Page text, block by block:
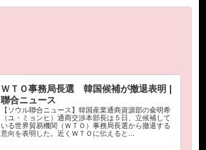
ＷＴＯ事務局長選 韓国候補が撤退表明 |
聯合ニュース
【ソウル聯合ニュース】韓国産業通商資源部の兪明希
（ユ・ミョンヒ）通商交渉本部長は５日、立候補して
いる世界貿易機関（ＷＴＯ）事務局長選から撤退する
意向を表明した。近くＷＴＯに伝えると...